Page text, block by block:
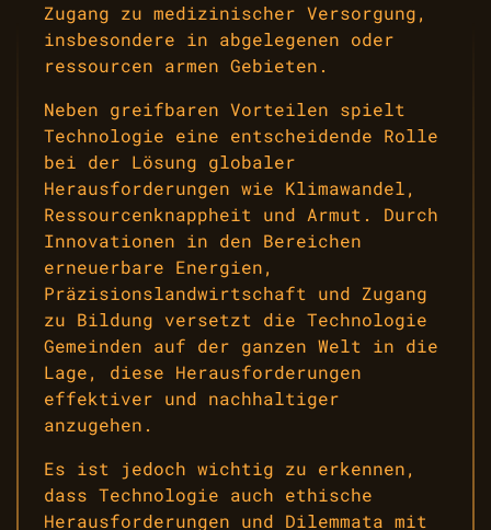
Zugang zu medizinischer Versorgung,
insbesondere in abgelegenen oder
ressourcen armen Gebieten.
Neben greifbaren Vorteilen spielt
Technologie eine entscheidende Rolle
bei der Lösung globaler
Herausforderungen wie Klimawandel,
Ressourcenknappheit und Armut. Durch
Innovationen in den Bereichen
erneuerbare Energien,
Präzisionslandwirtschaft und Zugang
zu Bildung versetzt die Technologie
Gemeinden auf der ganzen Welt in die
Lage, diese Herausforderungen
effektiver und nachhaltiger
anzugehen.
Es ist jedoch wichtig zu erkennen,
dass Technologie auch ethische
Herausforderungen und Dilemmata mit